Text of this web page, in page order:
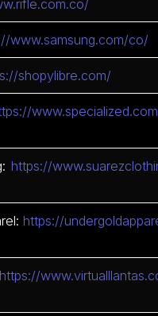
www.samsung.com/co/
shopylibre.com/
https://
https://
https://